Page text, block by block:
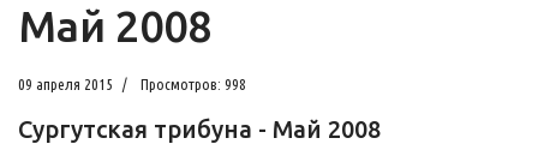
Май 2008
09 апреля 2015 Просмотров: 998
Сургутская трибуна - Май 2008